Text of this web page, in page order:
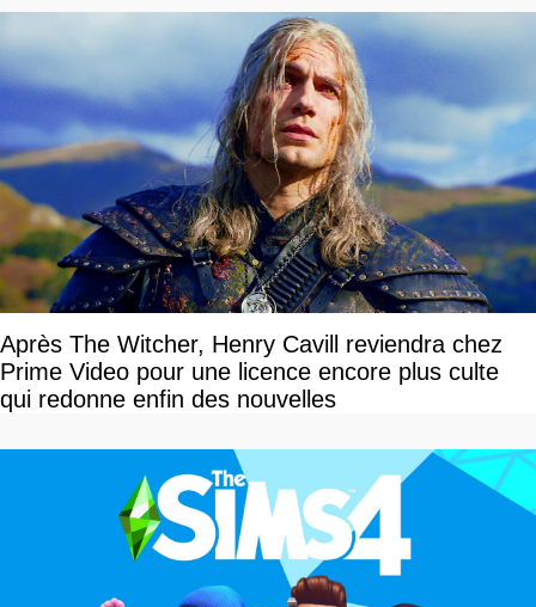
Après The Witcher, Henry Cavill reviendra chez
Prime Video pour une licence encore plus culte
qui redonne enfin des nouvelles